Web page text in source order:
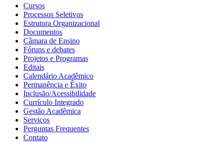
Cursos
Processos Seletivos
Estrutura Organizacional
Documentos
Câmara de Ensino
Fóruns e debates
Projetos e Programas
Editais
Calendário Acadêmico
Permanência e Êxito
Inclusão/Acessibilidade
Currículo Integrado
Gestão Acadêmica
Serviços
Perguntas Frequentes
Contato